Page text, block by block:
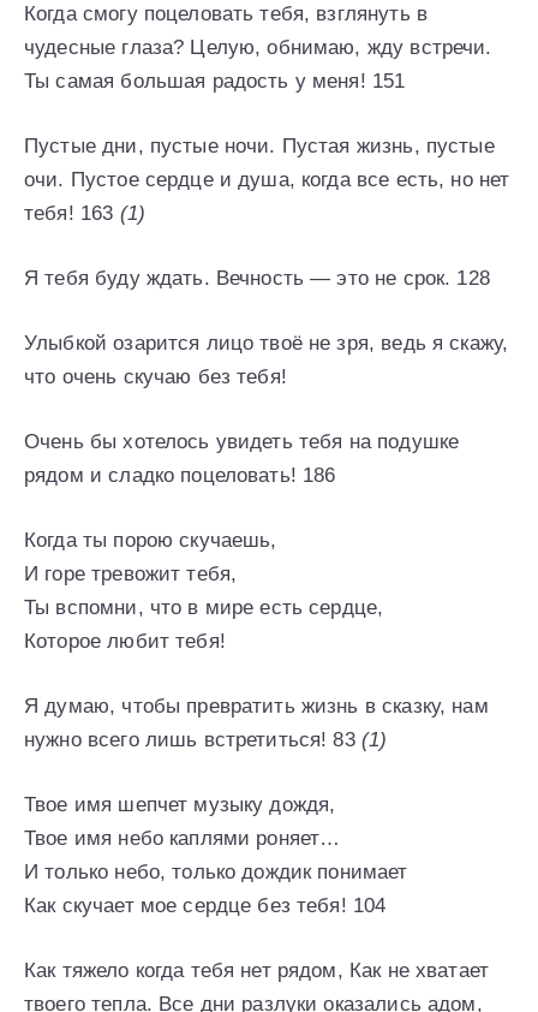
Когда смогу поцеловать тебя, взглянуть в
чудесные глаза? Целую, обнимаю, жду встречи.
Ты самая большая радость у меня! 151
Пустые дни, пустые ночи. Пустая жизнь, пустые
очи. Пустое сердце и душа, когда все есть, но нет
тебя! 163 (1)
Я тебя буду ждать. Вечность — это не срок. 128
Улыбкой озарится лицо твоё не зря, ведь я скажу,
что очень скучаю без тебя!
Очень бы хотелось увидеть тебя на подушке
рядом и сладко поцеловать! 186
Когда ты порою скучаешь,
И горе тревожит тебя,
Ты вспомни, что в мире есть сердце,
Которое любит тебя!
Я думаю, чтобы превратить жизнь в сказку, нам
нужно всего лишь встретиться! 83 (1)
Твое имя шепчет музыку дождя,
Твое имя небо каплями роняет…
И только небо, только дождик понимает
Как скучает мое сердце без тебя! 104
Как тяжело когда тебя нет рядом, Как не хватает
твоего тепла. Все дни разлуки оказались адом,